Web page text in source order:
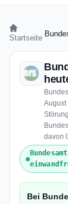
Startseite
August
davon
Bei